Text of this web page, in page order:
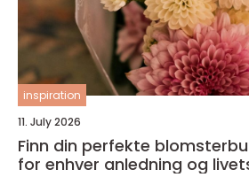
inspiration
11. July 2026
Finn din perfekte
for enhver anledning og